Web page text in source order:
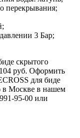
перекрывания;
3 Бар;
скрытого
руб. Оформить
для биде
в Москве в нашем
95-00 или